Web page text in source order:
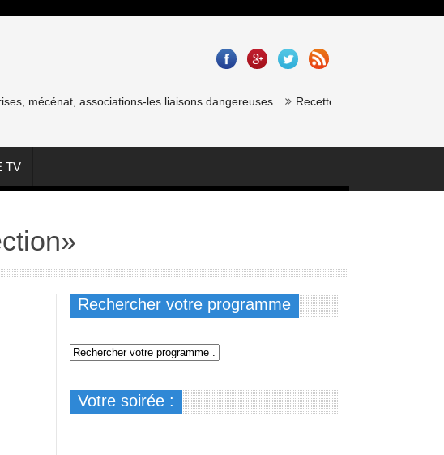
mécénat, associations-les liaisons dangereuses Recette saumon gravlax de
TV
Rechercher votre programme
Votre soirée :